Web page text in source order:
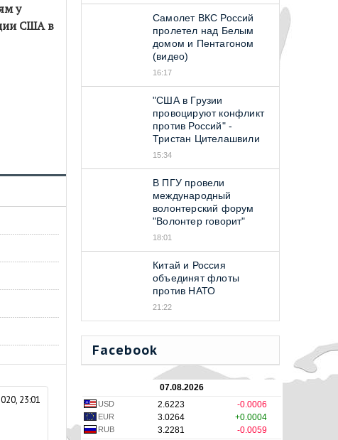
у
США в
23:01
Самолет ВКС Россий
пролетел над Белым
домом и Пентагоном
(видео)
16:17
"США в Грузии
провоцируют конфликт
против Россий" -
Тристан Цителашвили
15:34
В ПГУ провели
международный
волонтерский форум
"Волонтер говорит"
18:01
Китай и Россия
объединят флоты
против НАТО
21:22
Facebook
07.08.2026
USD 2.6223 -0.0006
EUR 3.0264 +0.0004
RUB 3.2281
-0.0059